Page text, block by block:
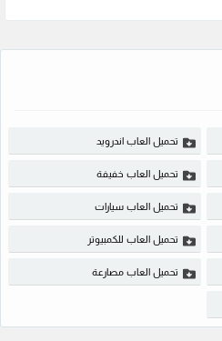
تحميل العاب اندرويد
تحميل العاب خفيفة
تحميل العاب سيارات
تحميل العاب للكمبيوتر
تحميل العاب مصارعة